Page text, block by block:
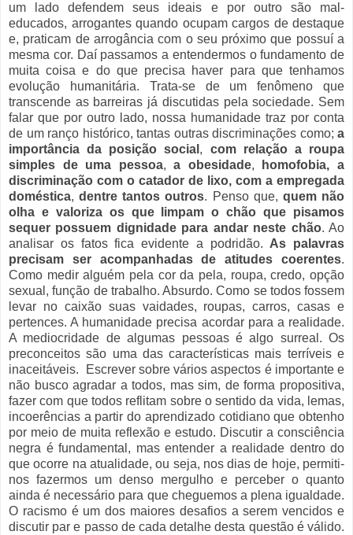
um lado defendem seus ideais e por outro são mal-
educados, arrogantes quando ocupam cargos de destaque
e, praticam de arrogância com o seu próximo que possuí a
mesma cor. Daí passamos a entendermos o fundamento de
muita coisa e do que precisa haver para que tenhamos
evolução humanitária. Trata-se de um fenômeno que
transcende as barreiras já discutidas pela sociedade. Sem
falar que por outro lado, nossa humanidade traz por conta
de um ranço histórico, tantas outras discriminações como; a
importância da posição social , com relação a roupa
simples de uma pessoa,a obesidade,
homofobia, a
discriminação com o catador de lixo, com a empregada
doméstica,dentre tantos outros. Penso que, quem não
olha e valoriza os que limpam o chão que pisamos
sequer possuem dignidade para andar neste chão. Ao
analisar os fatos fica evidente a podridão. As palavras
precisam ser acompanhadas de atitudes coerentes.
Como medir alguém pela cor da pela, roupa, credo, opção
sexual, função de trabalho. Absurdo. Como se todos fossem
levar no caixão suas vaidades, roupas, carros, casas e
pertences. A humanidade precisa acordar para a realidade.
A mediocridade de algumas pessoas é algo surreal. Os
preconceitos são uma das características mais terríveis e
inaceitáveis. Escrever sobre vários aspectos é importante e
não busco agradar a todos, mas sim, de forma propositiva,
fazer com que todos reflitam sobre o sentido da vida, lemas,
incoerências a partir do aprendizado cotidiano que obtenho
por meio de muita reflexão e estudo. Discutir a consciência
negra é fundamental, mas entender a realidade dentro do
que ocorre na atualidade, ou seja, nos dias de hoje, permiti-
nos fazermos um denso mergulho e perceber o quanto
ainda é necessário para que cheguemos a plena igualdade.
O racismo é um dos maiores desafios a serem vencidos e
discutir par e passo de cada detalhe desta questão é válido.